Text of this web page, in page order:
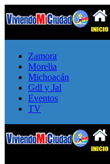
Zamora
Morelia
Michoacán
Gdl y Jal
Eventos
TV